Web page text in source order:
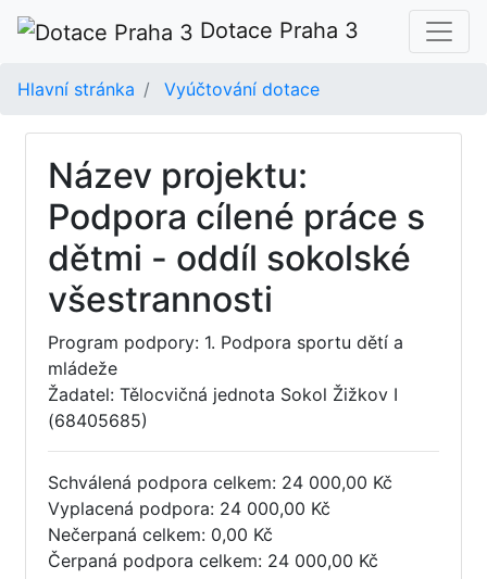
Dotace Praha 3
Hlavní stránka Vyúčtování dotace
Název projektu:
Podpora cílené práce s
dětmi - oddíl sokolské
všestrannosti
Program podpory: 1. Podpora sportu dětí a
mládeže
Žadatel: Tělocvičná jednota Sokol Žižkov I
(68405685)
Schválená podpora celkem: 24 000,00 Kč
Vyplacená podpora: 24 000,00 Kč
Nečerpaná celkem: 0,00 Kč
Čerpaná podpora celkem: 24 000,00 Kč